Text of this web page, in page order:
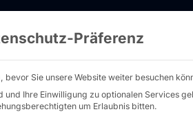
Performance 2U- Pyramid
Präferenz
Sie unsere Website weiter besuchen
und Ihre Einwilligung zu optionalen Services
um Erlaubnis bitten.